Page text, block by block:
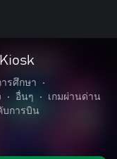
ารศึกษา
•
• อื่นๆ •
เกมผ่านด่าน
บการบิน